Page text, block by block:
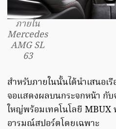
ภายใน
Mercedes
AMG SL
63
สำหรับภายในนั้นได้นำเสนอ
จอแสดงผลบนกระจกหน้า กั
ใหญ่พร้อมเทคโนโลยี
อารมณ์สปอร์ตโดยเฉพาะ